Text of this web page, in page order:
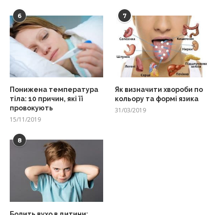
6
Понижена температура
тіла: 10 причин, які її
провокують
15/11/2019
7
Як визначити хвороби по
кольору та формі язика
31/03/2019
8